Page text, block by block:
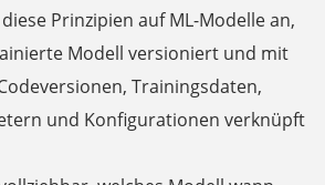
Prinzipien auf ML-Modelle an,
Modell versioniert und mit
Trainingsdaten,
und Konfigurationen verknüpft